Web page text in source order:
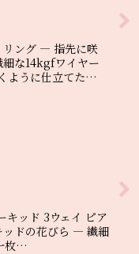
ング ― 指先に咲
な14kgfワイヤー
ように仕立てた…
ッド 3ウェイ ピア
ドの花びら ― 繊細
枚…